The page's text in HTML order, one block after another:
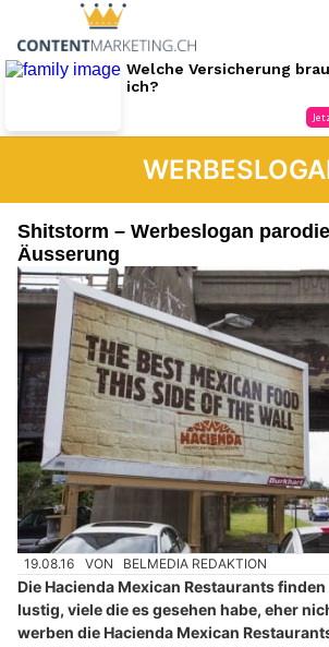
Shitstorm – Werbeslogan
Äusserung
19.08.16 VON BELMEDIA REDAKTION
Die Hacienda Mexican Restaurants
lustig, viele die es gesehen habe, eher
werben die Hacienda Mexican